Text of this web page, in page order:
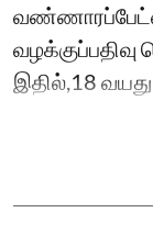
இதில்,18 வயது